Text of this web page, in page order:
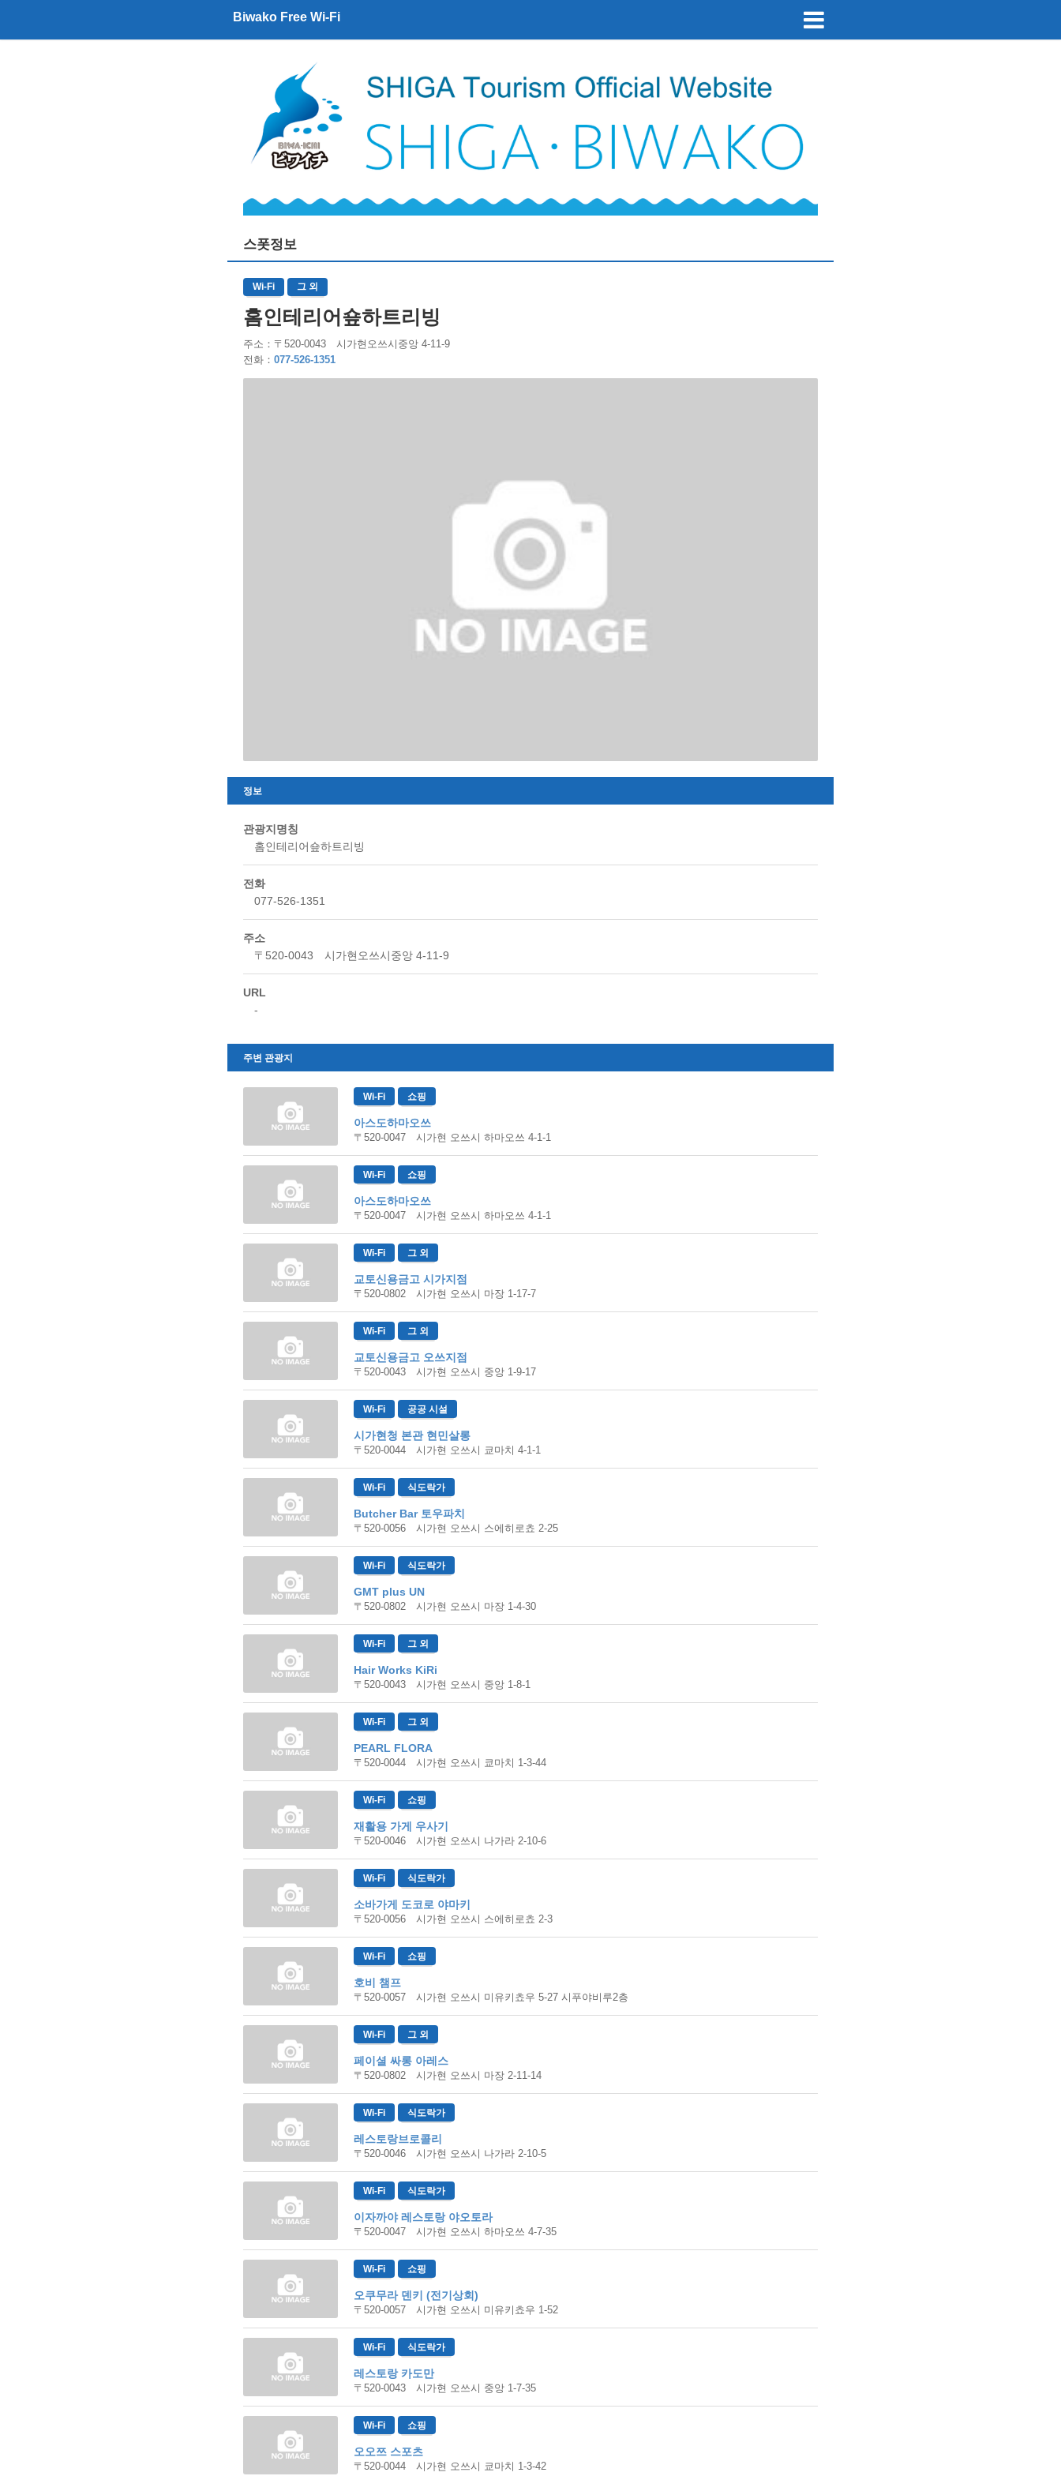
Biwako Free Wi-Fi
스폿정보
Wi-Fi 그 외
홈인테리어숖하트리빙
주소 ：〒520-0043 시가현오쓰시중앙 4-11-9
전화 ： 077-526-1351
정보
관광지명칭
홈인테리어숖하트리빙
전화
077-526-1351
주소
〒520-0043 시가현오쓰시중앙 4-11-9
URL
-
주변 관광지
Wi-Fi 쇼핑
아스도하마오쓰
〒520-0047 시가현 오쓰시 하마오쓰 4-1-1
Wi-Fi 쇼핑
아스도하마오쓰
〒520-0047 시가현 오쓰시 하마오쓰 4-1-1
Wi-Fi 그 외
교토신용금고 시가지점
〒520-0802 시가현 오쓰시 마장 1-17-7
Wi-Fi 그 외
교토신용금고 오쓰지점
〒520-0043 시가현 오쓰시 중앙 1-9-17
Wi-Fi 공공 시설
시가현청 본관 현민살롱
〒520-0044 시가현 오쓰시 쿄마치 4-1-1
Wi-Fi 식도락가
Butcher Bar 토우파치
〒520-0056 시가현 오쓰시 스에히로쵸 2-25
Wi-Fi 식도락가
GMT plus UN
〒520-0802 시가현 오쓰시 마장 1-4-30
Wi-Fi 그 외
Hair Works KiRi
〒520-0043 시가현 오쓰시 중앙 1-8-1
Wi-Fi 그 외
PEARL FLORA
〒520-0044 시가현 오쓰시 쿄마치 1-3-44
Wi-Fi 쇼핑
재활용 가게 우사기
〒520-0046 시가현 오쓰시 나가라 2-10-6
Wi-Fi 식도락가
소바가게 도코로 야마키
〒520-0056 시가현 오쓰시 스에히로쵸 2-3
Wi-Fi 쇼핑
호비 챔프
〒520-0057 시가현 오쓰시 미유키쵸우 5-27 시푸야비루2층
Wi-Fi 그 외
페이셜 싸롱 아레스
〒520-0802 시가현 오쓰시 마장 2-11-14
Wi-Fi 식도락가
레스토랑브로콜리
〒520-0046 시가현 오쓰시 나가라 2-10-5
Wi-Fi 식도락가
이자까야 레스토랑 야오토라
〒520-0047 시가현 오쓰시 하마오쓰 4-7-35
Wi-Fi 쇼핑
오쿠무라 덴키 (전기상회)
〒520-0057 시가현 오쓰시 미유키쵸우 1-52
Wi-Fi 식도락가
레스토랑 카도만
〒520-0043 시가현 오쓰시 중앙 1-7-35
Wi-Fi 쇼핑
오오쯔 스포츠
〒520-0044 시가현 오쓰시 쿄마치 1-3-42